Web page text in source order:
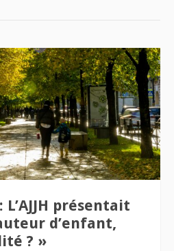
L’AJJH présentait
d’enfant,
? »